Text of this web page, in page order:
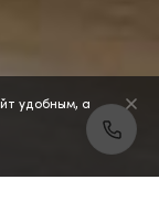
удобным, а